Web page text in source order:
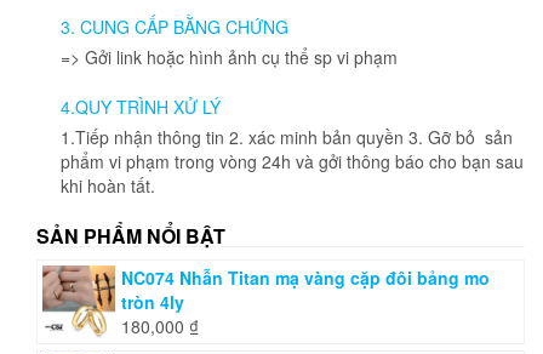
phẩm
3. CUNG CẤP BẰNG CHỨNG
=> Gởi link hoặc hình ảnh cụ thể sp vi phạm
4.QUY TRÌNH XỬ LÝ
1.Tiếp nhận thông tin 2. xác minh bản quyền 3. Gỡ bỏ sản
phẩm vi phạm trong vòng 24h và gởi thông báo cho bạn sau
khi hoàn tất.
SẢN PHẨM NỔI BẬT
NC074 Nhẫn Titan mạ vàng cặp đôi bảng mo
tròn 4ly
180,000 ₫